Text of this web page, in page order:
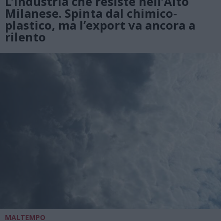
Milanese. Spinta dal chimico-
plastico, ma l’export va ancora a
rilento
MALTEMPO